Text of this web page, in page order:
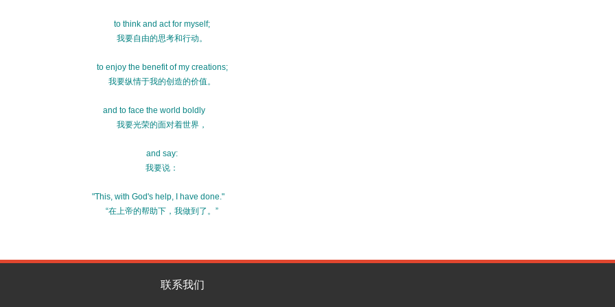
to think and act for myself;
我要自由的思考和行动。
to enjoy the benefit of my creations;
我要纵情于我的创造的价值。
and to face the world boldly
我要光荣的面对着世界，
and say:
我要说：
"This, with God's help, I have done."
“在上帝的帮助下，我做到了。”
联系我们